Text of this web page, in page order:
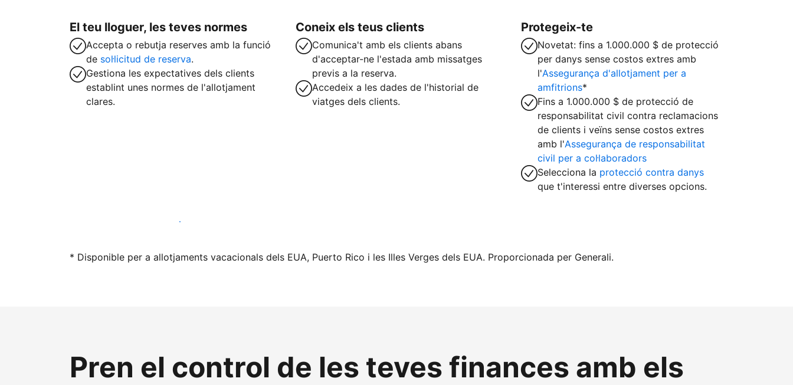
El teu lloguer, les teves normes
Accepta o rebutja reserves amb la funció
de sol·licitud de reserva.
Gestiona les expectatives dels clients
establint unes normes de l'allotjament
clares.
Coneix els teus clients
Comunica't amb els clients abans
d'acceptar-ne l'estada amb missatges
previs a la reserva.
Accedeix a les dades de l'historial de
viatges dels clients.
Protegeix-te
Novetat: fins a 1.000.000 $ de protecció
per danys sense costos extres amb
l'Assegurança d'allotjament per a
amfitrions*
Fins a 1.000.000 $ de protecció de
responsabilitat civil contra reclamacions
de clients i veïns sense costos extres
amb l'Assegurança de responsabilitat
civil per a col·laboradors
Selecciona la protecció contra danys
que t'interessi entre diverses opcions.
Lloga l'allotjament amb nosaltres avui mateix
* Disponible per a allotjaments vacacionals dels EUA, Puerto Rico i les Illes Verges dels EUA. Proporcionada per Generali.
Pren el control de les teves finances amb els